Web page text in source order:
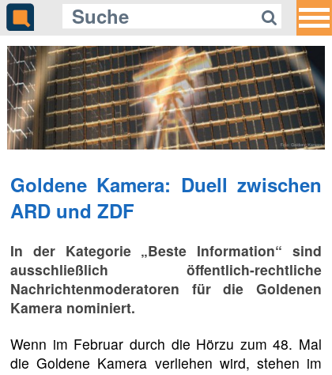
Goldene Kamera: Duell zwischen
ARD und ZDF
In der Kategorie „Beste Information“ sind
ausschließlich öffentlich-rechtliche
Nachrichtenmoderatoren für die Goldenen
Kamera nominiert.
Wenn im Februar durch die Hörzu zum 48. Mal
die Goldene Kamera verliehen wird, stehen im